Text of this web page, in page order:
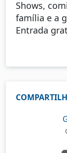
Shows,
família e a
Entrada